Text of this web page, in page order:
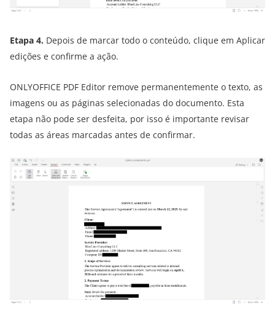
Etapa 4. Depois de marcar todo o conteúdo, clique em Aplicar
edições e confirme a ação.
ONLYOFFICE PDF Editor remove permanentemente o texto, as
imagens ou as páginas selecionadas do documento. Esta
etapa não pode ser desfeita, por isso é importante revisar
todas as áreas marcadas antes de confirmar.